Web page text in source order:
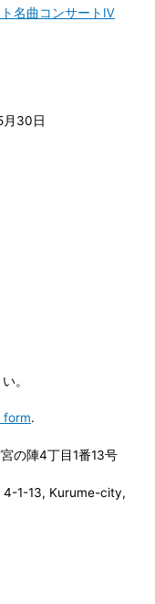
名曲コンサートⅣ
月30日
。
.
の陣4丁目1番13号
4-1-13, Kurume-city,